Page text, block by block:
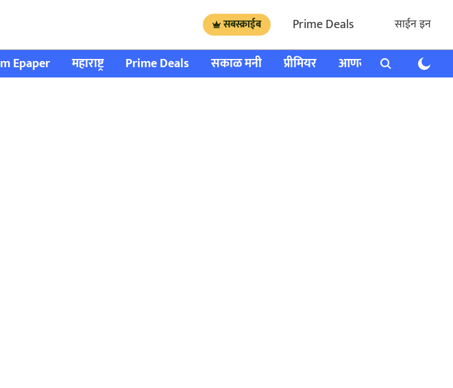
सबस्क्राईब Prime Deals साईन इन
Epaper महाराष्ट्र Prime Deals सकाळ मनी प्रीमियर आणखी राशी भविष्य